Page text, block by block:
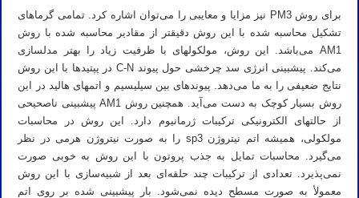
برای روش PM3 نیز مزایا و معایبی را می‌توان اشاره کرد. تمامی گرماهای
تشکیل محاسبه شده با این روش دقیقتر از مقادیر محاسبه شده با روش
AM1 می‌باشد. این روش، مولکولهای با ظرفیت زیاد را بهتر مدلسازی
می‌کند. پیشبینی انرژی سد چرخشی حول پیوند C-N در پپتیدها با این روش
نتایج ضعیفی را به ما می‌دهد. پیوندهای بین سیلیسیم و اتمهای هالید در این
روش بسیار کوچک به دست می‌آید. همچنینروش AM1
پیشبینی ناصحیحی
از حالتهای الکترونیکی ترکیبات ژرمانیوم دارد. این روش در محاسبات
مولکولی، همیشه اتم نیتروژن sp3 را به صورت نیتروژن هرمی در نظر
می‌گیرد. محاسبات تمایل به جذب پروتون با این روش به خوبی صورت
نمی‌پذیرد. تعدادی از ترکیبات چند حلقه‌ای بعد از شبیه‌سازی با این روش
معمولأ به صورت مسطح دیده نمی‌شود. بار پیشبینی شده بر روی اتم